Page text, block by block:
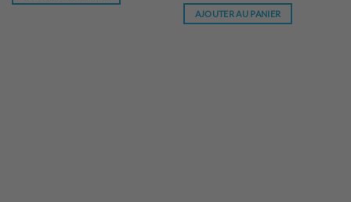
AJOUTER AU PANIER